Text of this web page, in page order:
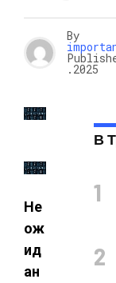
By
.2025
Не
ож
ид
ан
В